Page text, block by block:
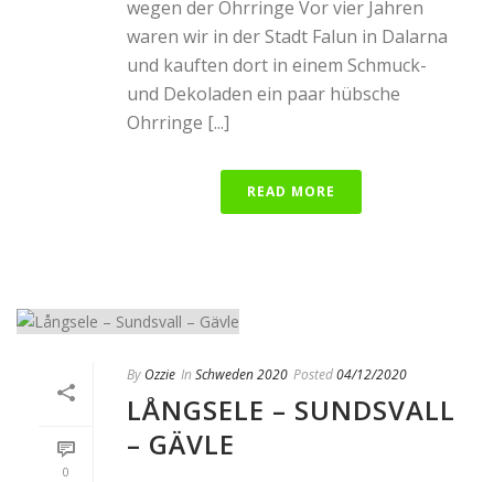
wegen der Ohrringe Vor vier Jahren
waren wir in der Stadt Falun in Dalarna
und kauften dort in einem Schmuck-
und Dekoladen ein paar hübsche
Ohrringe [...]
READ MORE
0
By Ozzie In Schweden 2020 Posted04/12/2020
LÅNGSELE – SUNDSVALL
– GÄVLE